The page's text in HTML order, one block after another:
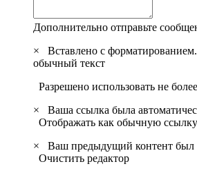
Дополнительно отправьте
×
Вставлено с
обычный текст
Разрешено использовать не
×
Ваша ссылка была
Отображать как обычную ссылку
×
Ваш предыдущий контент был
Очистить редактор